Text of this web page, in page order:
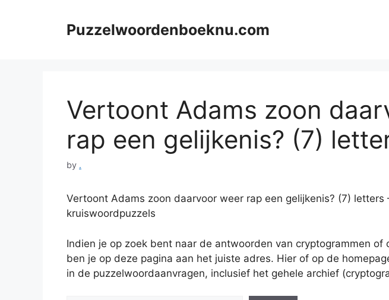
Puzzelwoordenboeknu.com
Vertoont Adams zoon
rap een gelijkenis? (7)
by .
Vertoont Adams zoon daarvoor weer rap een gelijkenis? (7)
kruiswoordpuzzels
Indien je op zoek bent naar de antwoorden van cryptogrammen of
ben je op deze pagina aan het juiste adres. Hier of op de
in de puzzelwoordaanvragen, inclusief het gehele archief